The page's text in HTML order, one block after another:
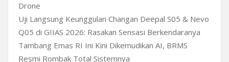
Drone
Uji Langsung Keunggulan Changan Deepal S05 & Nevo
Q05 di GIIAS 2026: Rasakan Sensasi Berkendaranya
Tambang Emas RI Ini Kini Dikemudikan AI, BRMS
Resmi Rombak Total Sistemnya